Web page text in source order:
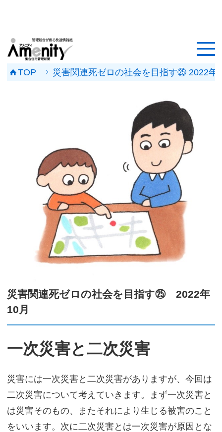
記事一覧
メンテナンス会社
マンションメンテの無料相談
媒体資料
会社概要
サイトマップ
TOP 災害関連死ゼロの社会を目指す㉕ 2022
災害関連死ゼロの社会を目指す㉕ 2022年
10月
一次災害と二次災害
災害には一次災害と二次災害がありますが、今回は
二次災害について考えていきます。まず一次災害と
は災害そのもの、またそれにより生じる被害のこと
をいいます。次に二次災害とは一次災害が原因とな